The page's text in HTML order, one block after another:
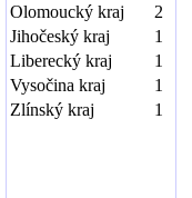
Olomoucký kraj
2
Jihočeský kraj
1
Liberecký kraj
1
Vysočina kraj
1
Zlínský kraj
1